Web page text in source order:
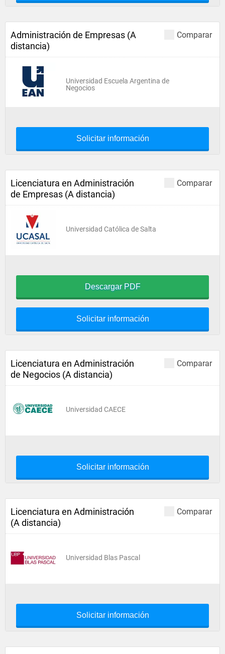
Comparar
Administración de Empresas (A
distancia)
Universidad Escuela Argentina de
Negocios
Solicitar información
Comparar
Licenciatura en Administración
de Empresas (A distancia)
Universidad Católica de Salta
Descargar PDF
Solicitar información
Comparar
Licenciatura en Administración
de Negocios (A distancia)
Universidad CAECE
Solicitar información
Comparar
Licenciatura en Administración
(A distancia)
Universidad Blas Pascal
Solicitar información